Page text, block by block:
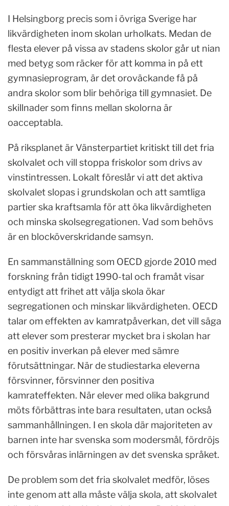
I Helsingborg precis som i övriga Sverige har
likvärdigheten inom skolan urholkats. Medan de
flesta elever på vissa av stadens skolor går ut nian
med betyg som räcker för att komma in på ett
gymnasieprogram, är det oroväckande få på
andra skolor som blir behöriga till gymnasiet. De
skillnader som finns mellan skolorna är
oacceptabla.
På riksplanet är Vänsterpartiet kritiskt till det fria
skolvalet och vill stoppa friskolor som drivs av
vinstintressen. Lokalt föreslår vi att det aktiva
skolvalet slopas i grundskolan och att samtliga
partier ska kraftsamla för att öka likvärdigheten
och minska skolsegregationen. Vad som behövs
är en blocköverskridande samsyn.
En sammanställning som OECD gjorde 2010 med
forskning från tidigt 1990-tal och framåt visar
entydigt att frihet att välja skola ökar
segregationen och minskar likvärdigheten. OECD
talar om effekten av kamratpåverkan, det vill säga
att elever som presterar mycket bra i skolan har
en positiv inverkan på elever med sämre
förutsättningar. När de studiestarka eleverna
försvinner, försvinner den positiva
kamrateffekten. När elever med olika bakgrund
möts förbättras inte bara resultaten, utan också
sammanhållningen. I en skola där majoriteten av
barnen inte har svenska som modersmål, fördröjs
och försvåras inlärningen av det svenska språket.
De problem som det fria skolvalet medför, löses
inte genom att alla måste välja skola, att skolvalet